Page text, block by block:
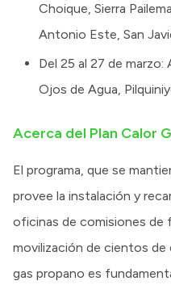
Choique, Sierra
Antonio Este, San
Del 25 al 27 de marzo:
Ojos de Agua,
Acerca del Plan Calor
El programa, que se
provee la instalación y
oficinas de comisiones de
movilización de cientos de
gas propano es